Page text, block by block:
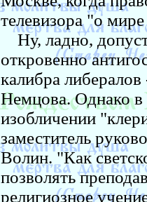
телевизора "о
Ну, ладно,
откровенно
калибра
Немцова. Однако в
изобличении
заместитель
Волин. "Как
позволять
религиозное